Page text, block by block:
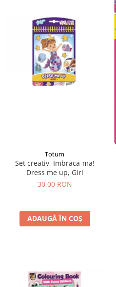
Totum
Set creativ, Imbraca-ma!
Dress me up, Girl
30,00 RON
ADAUGĂ ÎN COȘ